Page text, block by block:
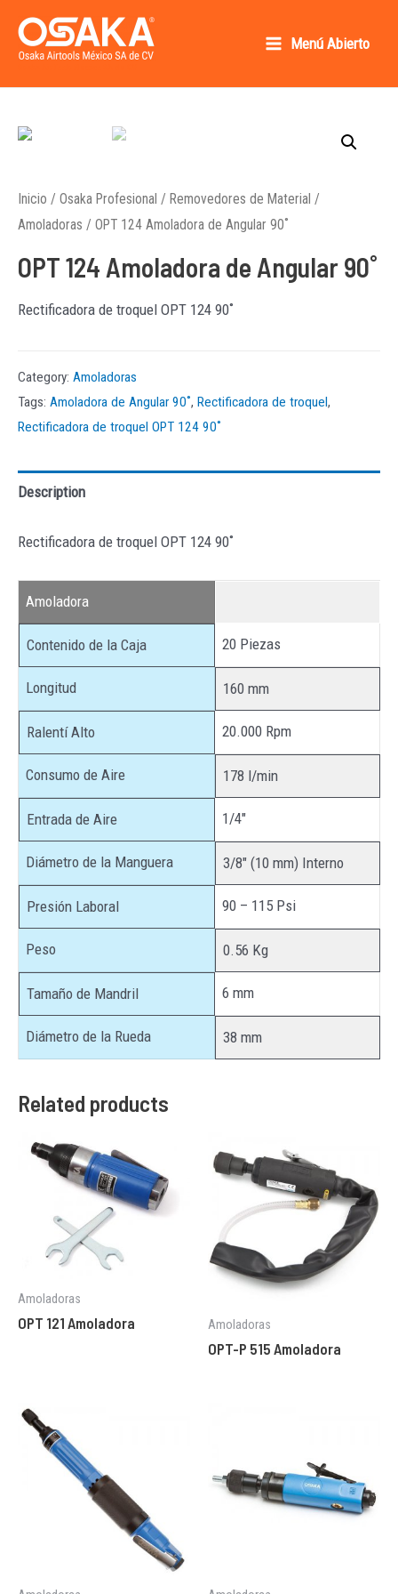
Menú Abierto
Inicio / Osaka Profesional / Removedores de Material /
Amoladoras / OPT 124 Amoladora de Angular 90˚
OPT 124 Amoladora de Angular 90˚
Rectificadora de troquel OPT 124 90˚
Category: Amoladoras
Tags: Amoladora de Angular 90˚, Rectificadora de troquel,
Rectificadora de troquel OPT 124 90˚
Description
Rectificadora de troquel OPT 124 90˚
Amoladora
Contenido de la Caja 20 Piezas
Longitud 160 mm
Ralentí Alto 20.000 Rpm
Consumo de Aire 178 l/min
Entrada de Aire 1/4″
Diámetro de la Manguera 3/8″ (10 mm) Interno
Presión Laboral 90 – 115 Psi
Peso 0.56 Kg
Tamaño de Mandril 6 mm
Diámetro de la Rueda 38 mm
Related products
Amoladoras
OPT 121 Amoladora Amoladoras
OPT-P 515 Amoladora